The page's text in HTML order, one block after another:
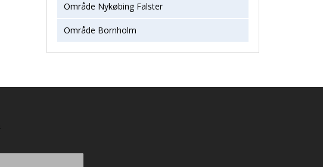
Område Nykøbing Falster
Område Bornholm